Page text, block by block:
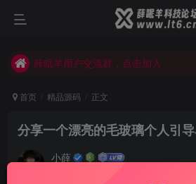
薛眠羊用户交流群，点击加入
薛眠羊用户交流群，点击加入
首页 精品源码 正文
分享一个漂亮的毛玻璃个人引
小薛